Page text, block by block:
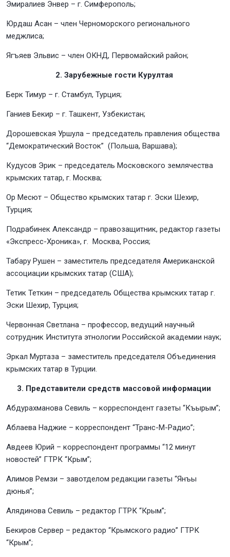
Эмиралиев Энвер – г. Симферополь;
Юрдаш Асан – член Черноморского регионального
меджлиса;
Ягъяев Эльвис – член ОКНД, Первомайский район;
2. Зарубежные гости Курултая
Берк Тимур – г. Стамбул, Турция;
Ганиев Бекир – г. Ташкент, Узбекистан;
Дорошевская Уршула – председатель правления общества
“Демократический Восток” (Польша, Варшава);
Кудусов Эрик – председатель Московского землячества
крымских татар, г. Москва;
Ор Месют – Общество крымских татар г. Эски Шехир,
Турция;
Подрабинек Александр – правозащитник, редактор газеты
«Экспресс-Хроника», г. Москва, Россия;
Табару Рушен – заместитель председателя Американской
ассоциации крымских татар (США);
Тетик Теткин – председатель Общества крымских татар г.
Эски Шехир, Турция;
Червонная Светлана – профессор, ведущий научный
сотрудник Института этнологии Российской академии наук;
Эркал Муртаза – заместитель председателя Объединения
крымских татар в Турции.
3. Представители средств массовой информации
Абдурахманова Севиль – корреспондент газеты “Къырым”;
Аблаева Наджие – корреспондент “Транс-М-Радио”;
Авдеев Юрий – корреспондент программы “12 минут
новостей” ГТРК “Крым”;
Алимов Ремзи – завотделом редакции газеты “Янъы
дюнья”;
Алядинова Севиль – редактор ГТРК “Крым”;
Бекиров Сервер – редактор “Крымского радио” ГТРК
“Крым”;